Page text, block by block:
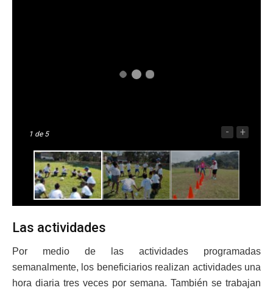
1 de 5 - +
Las actividades
Por medio de las actividades programadas
semanalmente, los beneficiarios realizan actividades una
hora diaria tres veces por semana. También se trabajan